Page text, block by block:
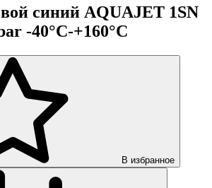
синий AQUAJET 1SN
-40°C-+160°C
В избранное